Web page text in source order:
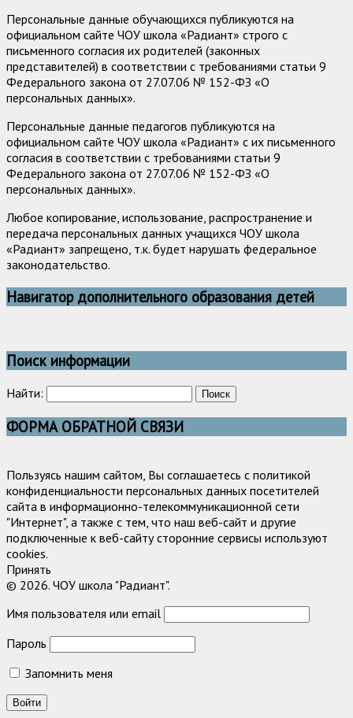
Персональные данные обучающихся публикуются на
официальном сайте ЧОУ школа «Радиант» строго с
письменного согласия их родителей (законных
представителей) в соответствии с требованиями статьи 9
Федерального закона от 27.07.06 № 152-ФЗ «О
персональных данных».
Персональные данные педагогов публикуются на
официальном сайте ЧОУ школа «Радиант» с их письменного
согласия в соответствии с требованиями статьи 9
Федерального закона от 27.07.06 № 152-ФЗ «О
персональных данных».
Любое копирование, использование, распространение и
передача персональных данных учащихся ЧОУ школа
«Радиант» запрещено, т.к. будет нарушать федеральное
законодательство.
Навигатор дополнительного образования детей
Поиск информации
Найти:
ФОРМА ОБРАТНОЙ СВЯЗИ
Пользуясь нашим сайтом, Вы соглашаетесь с политикой
конфиденциальности персональных данных посетителей
сайта в информационно-телекоммуникационной сети
"Интернет", а также с тем, что наш веб-сайт и другие
подключенные к веб-сайту сторонние сервисы используют
cookies.
Принять
© 2026. ЧОУ школа "Радиант".
Имя пользователя или email
Пароль
Запомнить меня